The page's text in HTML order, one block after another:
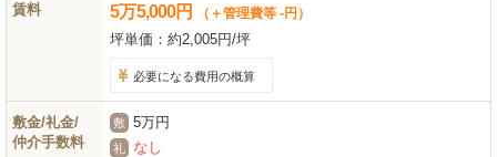
賃料 5万5,000円 （＋管理費等 -円）
坪単価： 約2,005円/坪
必要になる費用の概算
敷金/礼金/
仲介手数料
敷 5万円
礼 なし